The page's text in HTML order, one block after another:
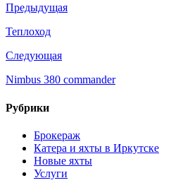
Предыдущая
Теплоход
Следующая
Nimbus 380 commander
Рубрики
Брокераж
Катера и яхты в Иркутске
Новые яхты
Услуги